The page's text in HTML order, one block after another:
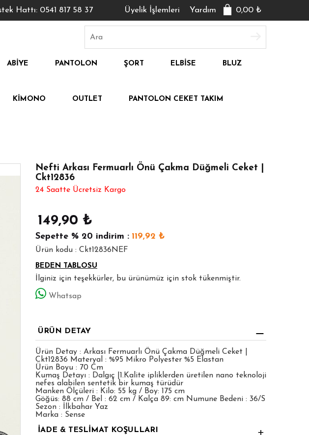
Hattı: 0541 817 58 37 0,00 ₺
Yardım
Üyelik İşlemleri
ABIYE PANTOLON ŞORT ELBISE BLUZ
KIMONO OUTLET PANTOLON CEKET TAKIM
Nefti Arkası Fermuarlı Önü Çakma Düğmeli Ceket |
Ckt12836
24 Saatte Ücretsiz Kargo
149,90 ₺
Sepette % 20 indirim : 119,92 ₺
Ürün kodu : Ckt12836NEF
BEDEN TABLOSU
İlginiz için teşekkürler, bu ürünümüz için stok tükenmiştir.
Whatsap
ÜRÜN DETAY
Ürün Detay : Arkası Fermuarlı Önü Çakma Düğmeli Ceket |
Ckt12836 Materyal : %95 Mikro Polyester %5 Elastan
Ürün Boyu : 70 Cm
Kumaş Detayı : Dalgıç |1.Kalite ipliklerden üretilen nano teknoloji
nefes alabilen sentetik bir kumaş türüdür
Manken Ölçüleri : Kilo: 55 kg / Boy: 175 cm
Göğüs: 88 cm / Bel : 62 cm / Kalça 89: cm Numune Bedeni : 36/S
Sezon : İlkbahar Yaz
Marka : Sense
İADE & TESLİMAT KOŞULLARI